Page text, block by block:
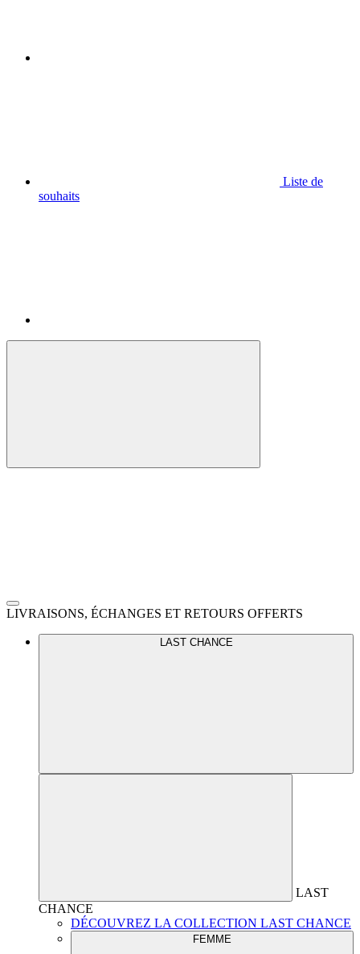
Liste de
souhaits
LIVRAISONS, ÉCHANGES ET RETOURS OFFERTS
LAST CHANCE
LAST
CHANCE
DÉCOUVREZ LA COLLECTION LAST CHANCE
FEMME